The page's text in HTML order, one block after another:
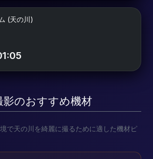
(天の川)
影のおすすめ機材
で天の川を綺麗に撮るために適した機材ピ